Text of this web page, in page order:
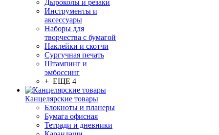
Дыроколы и резаки
Инструменты и
аксессуары
Наборы для
творчества с бумагой
Наклейки и скотчи
Сургучная печать
Штампинг и
эмбоссинг
+ ЕЩЕ 4
Канцелярские товары
Блокноты и планеры
Бумага офисная
Тетради и дневники